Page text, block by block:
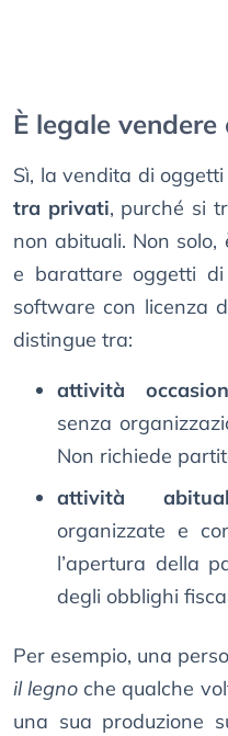
È legale
Sì, la vendita di
tra privati, purché si
non abituali. Non
e barattare oggetti
software con licenza
distingue tra:
attività
senza
Non richiede
attività
organizzate e
l’apertura della
degli obblighi
Per esempio, una
il legno che qualche
una sua produzione